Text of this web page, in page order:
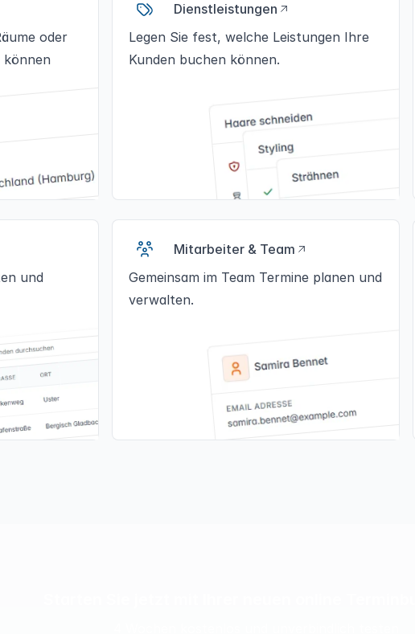
oder
können
Dienstleistungen
Legen Sie fest, welche Leistungen Ihre
Kunden buchen können.
und
Mitarbeiter & Team
Gemeinsam im Team Termine planen und
verwalten.